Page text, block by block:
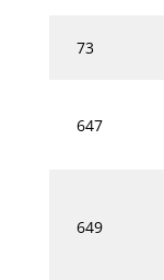
73
647
649